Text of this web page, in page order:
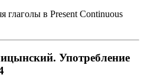
глаголы в Present Continuous
Употребление